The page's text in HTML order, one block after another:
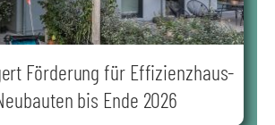
Förderung für Effizienzhaus-
bis Ende 2026